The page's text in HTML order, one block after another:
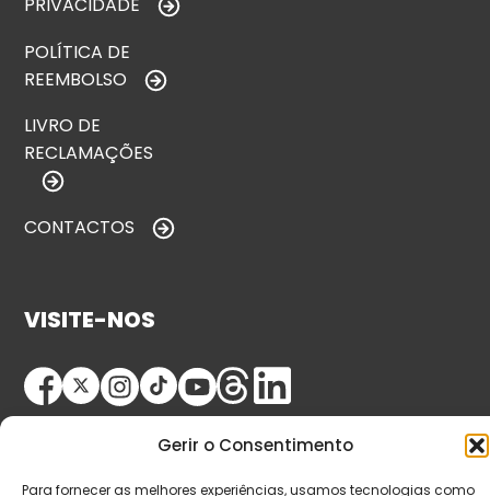
Gerir o Consentimento
Para fornecer as melhores experiências, usamos tecnologias como
POLÍTICA DE
REEMBOLSO
LIVRO DE
RECLAMAÇÕES
CONTACTOS
VISITE-NOS